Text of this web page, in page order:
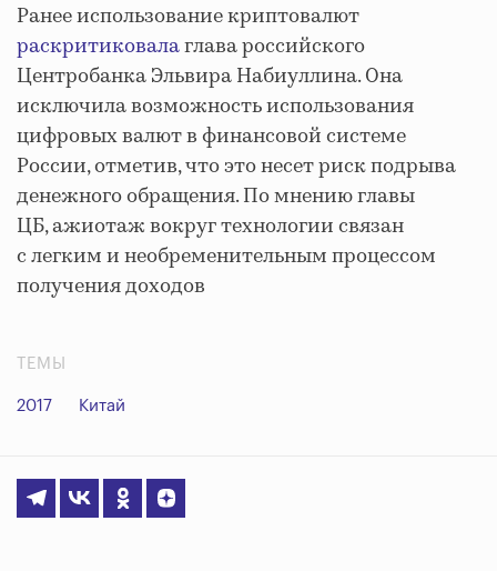
Ранее использование криптовалют
раскритиковалаглава российского
Центробанка Эльвира Набиуллина. Она
исключила возможность использования
цифровых валют в финансовой системе
России, отметив, что это несет риск подрыва
денежного обращения. По мнению главы
ЦБ, ажиотаж вокруг технологии связан
с легким и необременительным процессом
получения доходов
ТЕМЫ
2017 Китай